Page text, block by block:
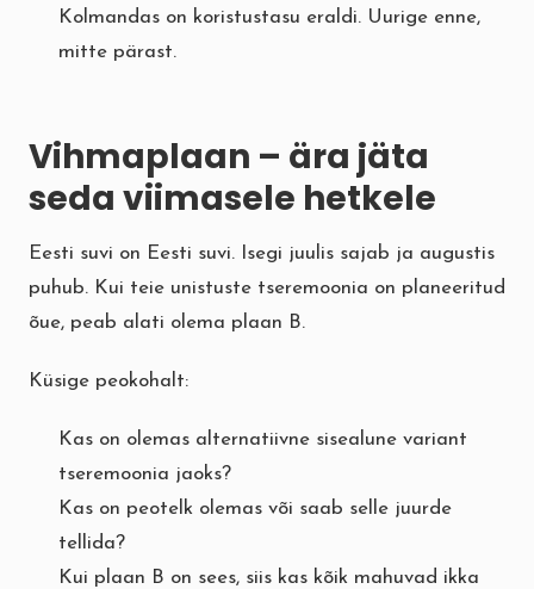
Kolmandas on koristustasu eraldi. Uurige enne,
mitte pärast.
Vihmaplaan – ära jäta
seda viimasele hetkele
Eesti suvi on Eesti suvi. Isegi juulis sajab ja augustis
puhub. Kui teie unistuste tseremoonia on planeeritud
õue, peab alati olema plaan B.
Küsige peokohalt:
Kas on olemas alternatiivne sisealune variant
tseremoonia jaoks?
Kas on peotelk olemas või saab selle juurde
tellida?
Kui plaan B on sees, siis kas kõik mahuvad ikka